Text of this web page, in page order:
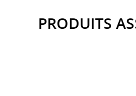
PRODUITS